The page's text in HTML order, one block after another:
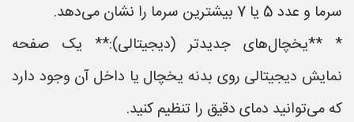
سرما و عدد 5 یا 7 بیشترین سرما را نشان می‌دهد.
* **یخچال‌های جدیدتر (دیجیتالی):** یک صفحه
نمایش دیجیتالی روی بدنه یخچال یا داخل آن وجود دارد
که می‌توانید دمای دقیق را تنظیم کنید.